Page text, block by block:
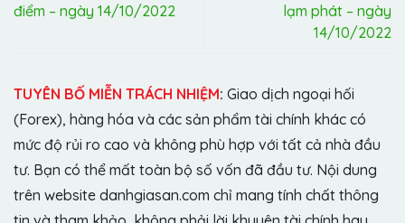
điểm – ngày 14/10/2022
lạm phát – ngày
14/10/2022
TUYÊN BỐ MIỄN TRÁCH NHIỆM: Giao dịch ngoại hối
(Forex), hàng hóa và các sản phẩm tài chính khác có
mức độ rủi ro cao và không phù hợp với tất cả nhà đầu
tư. Bạn có thể mất toàn bộ số vốn đã đầu tư. Nội dung
trên website danhgiasan.com chỉ mang tính chất thông